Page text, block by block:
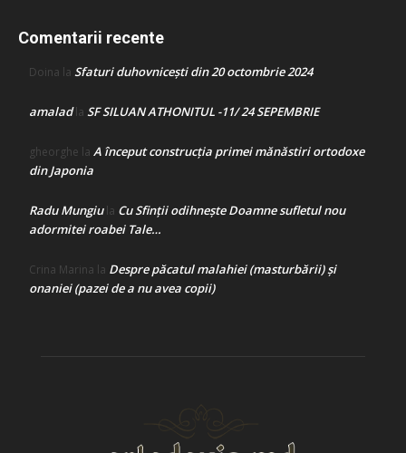
Comentarii recente
Doina la Sfaturi duhovnicești din 20 octombrie 2024
amaladla SF SILUAN ATHONITUL -11/ 24 SEPEMBRIE
gheorghe la A început construcţia primei mănăstiri ortodoxe
din Japonia
Radu Mungiula Cu Sfinții odihnește Doamne sufletul nou
adormitei roabei Tale…
Crina Marina la Despre păcatul malahiei (masturbării) şi
onaniei (pazei de a nu avea copii)